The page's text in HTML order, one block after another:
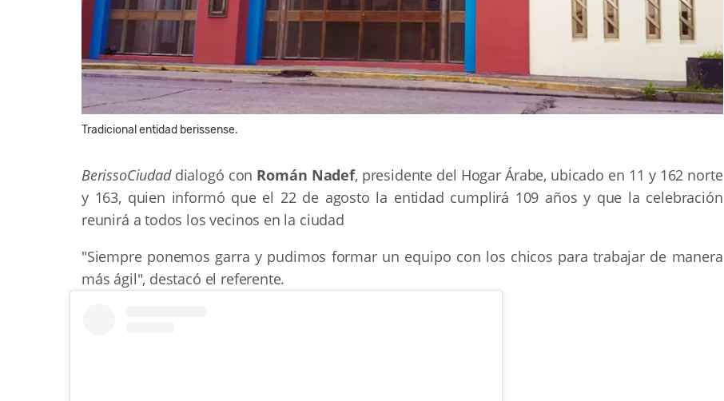
Tradicional entidad berissense.
BerissoCiudaddialogó con Román Nadef, presidente del Hogar Árabe, ubicado en 11 y 162 norte
y 163, quien informó que el 22 de agosto la entidad cumplirá 109 años y que la celebración
reunirá a todos los vecinos en la ciudad
"Siempre ponemos garra y pudimos formar un equipo con los chicos para trabajar de manera
más ágil", destacó el referente.